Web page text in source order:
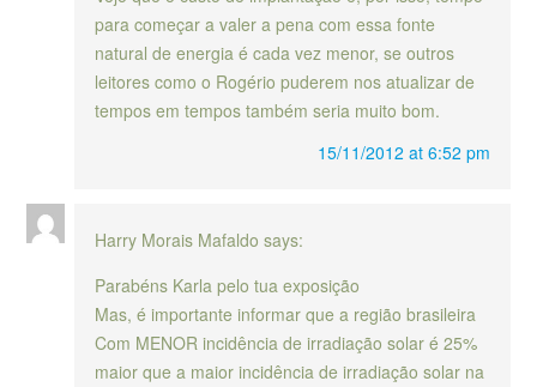
para começar a valer a pena com essa fonte
natural de energia é cada vez menor, se outros
leitores como o Rogério puderem nos atualizar de
tempos em tempos também seria muito bom.
15/11/2012 at 6:52 pm
Harry Morais Mafaldo says:
Parabéns Karla pelo tua exposição
Mas, é importante informar que a região brasileira
Com MENOR incidência de irradiação solar é 25%
maior que a maior incidência de irradiação solar na